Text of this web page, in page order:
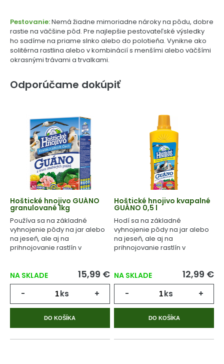
Pestovanie:Nemá žiadne mimoriadne nároky na pôdu, dobre
rastie na väčšine pôd. Pre najlepšie pestovateľské výsledky
ho sadíme na priame slnko alebo do polotieňa. Vynikne ako
solitérna rastlina alebo v kombinácií s menšími alebo väčšími
okrasnými trávami a trvalkami.
Odporúčame dokúpiť
Hoštické hnojivo GUÁNO
granulované 1kg
Používa sa na základné
vyhnojenie pôdy na jar alebo
na jeseň, ale aj na
prihnojovanie rastlín v
NA SKLADE 15,99 €
- ks +
DO KOŠÍKA
Hoštické hnojivo kvapalné
GUÁNO 0,5 l
Hodí sa na základné
vyhnojenie pôdy na jar alebo
na jeseň, ale aj na
prihnojovanie rastlín v
NA SKLADE 12,99 €
- ks +
DO KOŠÍKA